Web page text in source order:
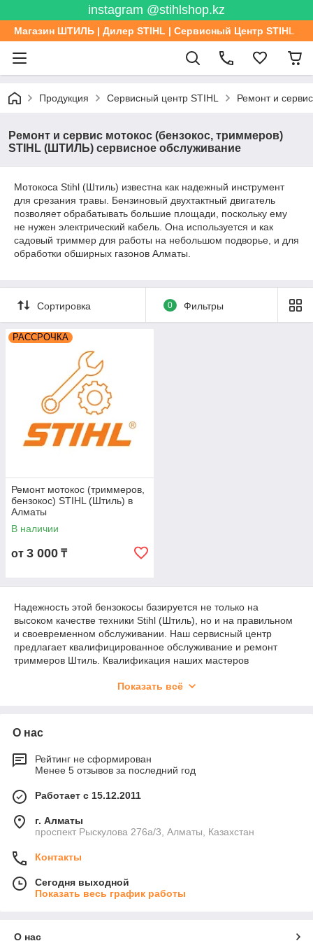
instagram @stihlshop.kz
Магазин ШТИЛЬ | Дилер STIHL | Сервисный Центр STIHL
Продукция Сервисный центр STIHL Ремонт и
Ремонт и сервис мотокос (бензокос, триммеров)
STIHL (ШТИЛЬ) сервисное обслуживание
Мотокоса Stihl (Штиль) известна как надежный инструмент
для срезания травы. Бензиновый двухтактный двигатель
позволяет обрабатывать большие площади, поскольку ему
не нужен электрический кабель. Она используется и как
садовый триммер для работы на небольшом подворье, и для
обработки обширных газонов Алматы.
Сортировка 0 Фильтры
РАССРОЧКА
Ремонт мотокос (триммеров,
бензокос) STIHL (Штиль) в
Алматы
В наличии
от 3 000 ₸
Надежность этой бензокосы базируется не только на
высоком качестве техники Stihl (Штиль), но и на правильном
и своевременном обслуживании. Наш сервисный центр
предлагает квалифицированное обслуживание и ремонт
триммеров Штиль. Квалификация наших мастеров
позволяет выявлять даже скрытые и «блуждающие»
Советы мастеров
Для того чтобы ручная газонокосилка работала долго и
безотказно, чтобы избежать поломок и травм, нужно
правильно, его центр не смещен, а гайка плотно
затянута;
двигателя к грунту;
подвесная система должна быть отрегулирована так,
чтобы нож с небольшим перевесом ложился на грунт в
Показать всё
О нас
Рейтинг не сформирован
Менее 5 отзывов за последний год
Работает с 15.12.2011
г. Алматы
проспект Рыскулова 276а/3, Алматы, Казахстан
Контакты
Сегодня выходной
Показать весь график работы
О нас